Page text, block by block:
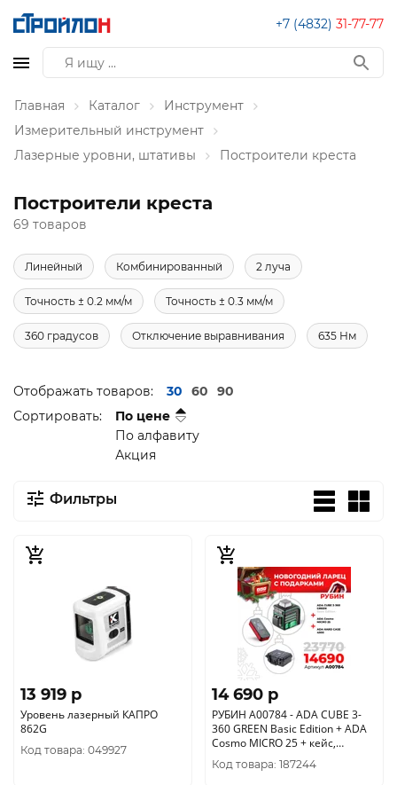
+7 (4832) 31-77-77
Главная Каталог
Инструмент
Измерительный инструмент
Лазерные уровни, штативы
Построители креста
Построители креста
69 товаров
Линейный Комбинированный 2 луча
Точность ± 0.2 мм/м Точность ± 0.3 мм/м
360 градусов Отключение выравнивания 635 Нм
Отображать товаров: 30 60
90
Сортировать:
По цене
По алфавиту
Акция
Фильтры
13 919 p
Уровень лазерный КАПРО
862G
Код товара: 049927
14 690 p
РУБИН А00784 - ADA CUBE 3-
360 GREEN Basic Edition + ADA
Cosmo MICRO 25 + кейс,
А00698+А00560+А00670
Код товара: 187244